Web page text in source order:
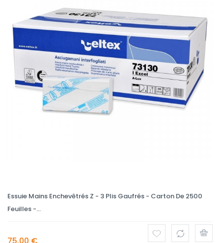
Essuie Mains Enchevêtrés Z - 3 Plis Gaufrés - Carton De 2500
Feuilles -...